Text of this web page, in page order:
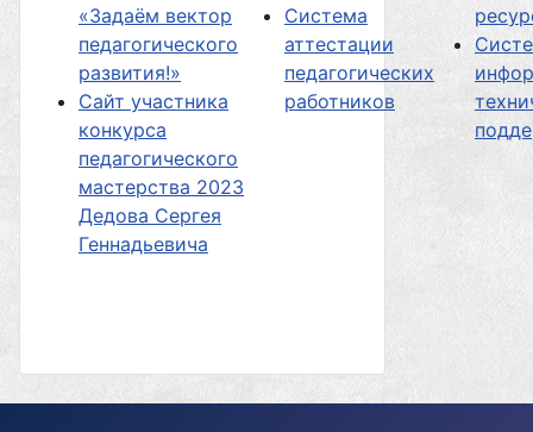
«Задаём вектор
педагогического
развития!»
Сайт участника
конкурса
педагогического
мастерства 2023
Дедова Сергея
Геннадьевича
Система
аттестации
педагогических
работников